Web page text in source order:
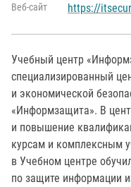
Веб-сайт https://
Учебный центр
специализированный
и экономической
«Информзащита». В
и повышение
курсам и комплексным
в Учебном центре
по защите информации